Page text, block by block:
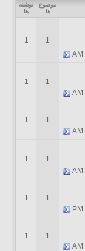
موضوع
ها
نوشته
ها
1
1
1
1
1
1
1
1
1
1
1
1